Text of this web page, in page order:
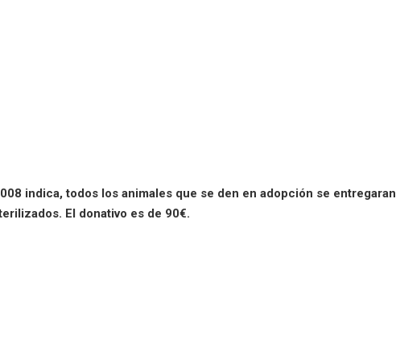
indica, todos los animales que se den en adopción se entregaran
El donativo es de 90€.